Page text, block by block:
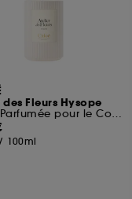
Fleurs Hysope
Lotion Parfumée pour le Corps
/ 100ml